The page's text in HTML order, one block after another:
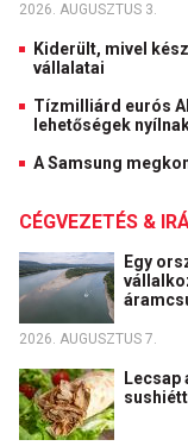
2026. AUGUSZTUS 3.
Kiderült, mivel
vállalatai
Tízmilliárd eurós
lehetőségek
A Samsung
CÉGVEZETÉS &
Egy
2026. AUGUSZTUS 7.
Lecsap